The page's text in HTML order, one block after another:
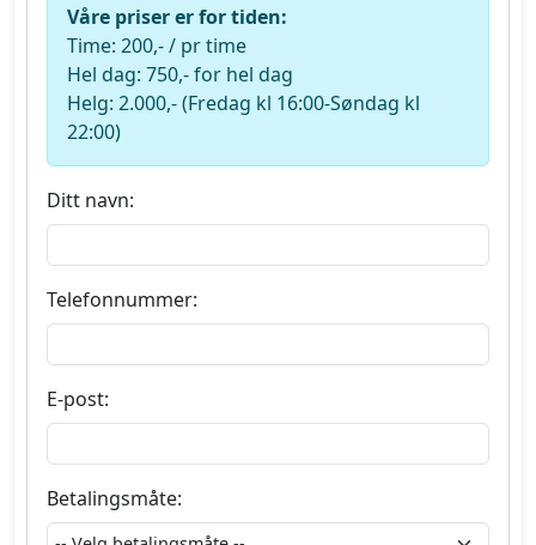
Våre priser er for tiden:
Time: 200,- / pr time
Hel dag: 750,- for hel dag
Helg: 2.000,- (Fredag kl 16:00-Søndag kl
22:00)
Ditt navn:
Telefonnummer:
E-post:
Betalingsmåte: